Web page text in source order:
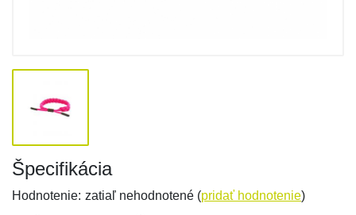
Špecifikácia
Hodnotenie: zatiaľ nehodnotené (pridať hodnotenie)